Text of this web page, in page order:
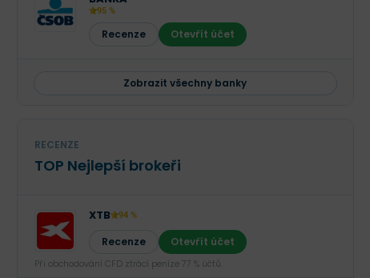
95 %
Recenze Otevřít účet
Zobrazit všechny banky
RECENZE
TOP Nejlepší brokeři
XTB 94 %
Recenze Otevřít účet
Při obchodování CFD ztrácí peníze 77 % účtů.